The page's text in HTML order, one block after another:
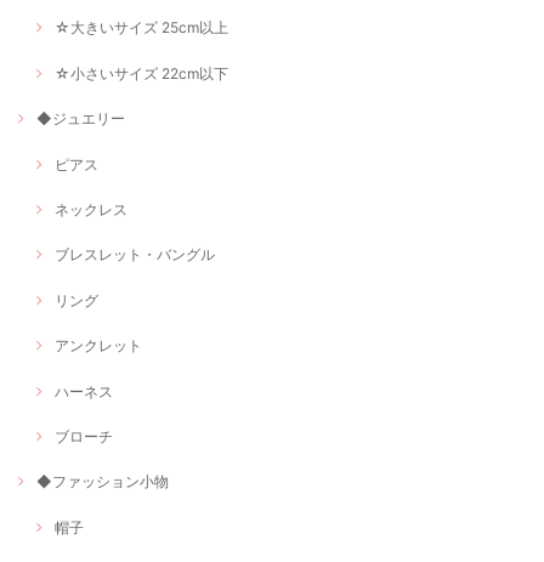
☆大きいサイズ 25cm以上
☆小さいサイズ 22cm以下
◆ジュエリー
ピアス
ネックレス
ブレスレット・バングル
リング
アンクレット
ハーネス
ブローチ
◆ファッション小物
帽子